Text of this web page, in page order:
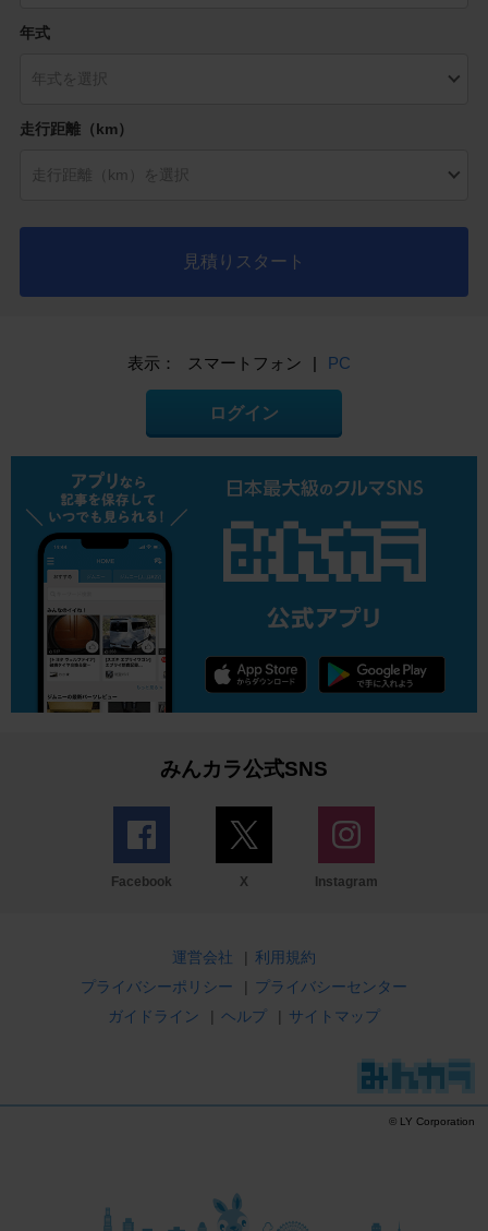
年式
走行距離（km）
見積りスタート
表示： スマートフォン | PC
ログイン
みんカラ公式SNS
Facebook X Instagram
運営会社 | 利用規約
プライバシーポリシー
| プライバシーセンター
ガイドライン
| ヘルプ | サイトマップ
© LY Corporation